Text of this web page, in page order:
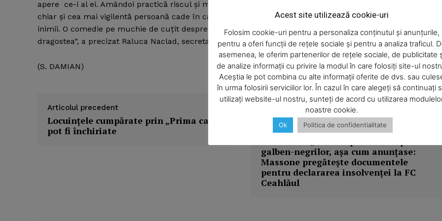
apere ce-i al ei. Amândoi practică riscul şi minciuna în forma pe care au ales-o ca să-şi ducă traiul. Dar
chiar şi cea mai vigilentă persoană cade în capcana minciunii, când e atins punctul nevralgic al tânjirilor
inimii. O comedie pe muchie de cuţit despre ceva ce hoţii nu pot fura, indiferent cât de versaţi ar fi:
dragostea“, a precizat Raluca Naclad, secretar literar în cadrul Teatrului Tineretului.
(S. DAMIAN)
Articolul precedent
Locuinţele cumpărate prin „Prima casă“
pot fi închiriate
Articolul următor
Fotbal – FC Ceahlăul / Italianul este
aşteptat astăzi la Piatra-Neamţ, dar nu
galben-negrilor, aşa cum anunţase:
Massone pregăteşte documentele
pentru declararea insolvenţei la FC
Ceahlăul
Acest site utilizează cookie-uri
Folosim cookie-uri pentru a personaliza conținutul și anunțurile,
pentru a oferi funcții de rețele sociale și pentru a analiza traficul.
asemenea, le oferim partenerilor de rețele sociale, de publicitate
de analize informații cu privire la modul în care folosiți site-ul
Aceștia le pot combina cu alte informații oferite de dvs. sau
în urma folosirii serviciilor lor. În cazul în care alegeți să continuați
utilizați website-ul nostru, sunteți de acord cu utilizarea
noastre cookie.
Ok Politica de confidentialitate